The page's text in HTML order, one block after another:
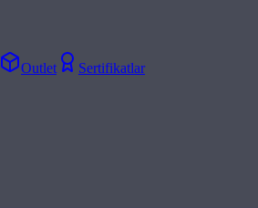
Outlet
Sertifikatlar